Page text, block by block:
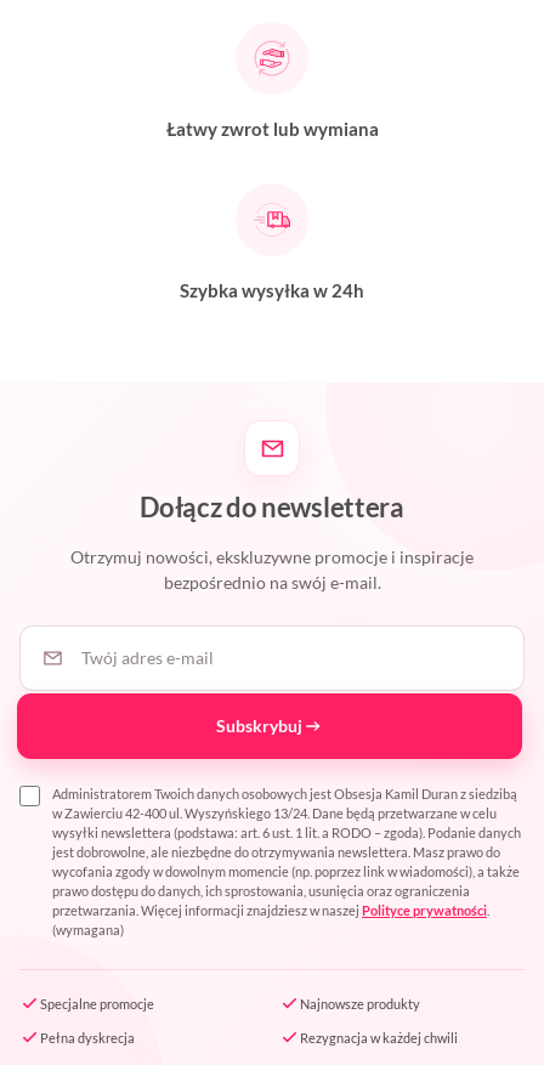
Łatwy zwrot lub wymiana
Szybka wysyłka w 24h
Dołącz do newslettera
Otrzymuj nowości, ekskluzywne promocje i inspiracje
bezpośrednio na swój e-mail.
Twój adres e-mail
Subskrybuj
Administratorem Twoich danych osobowych jest Obsesja Kamil Duran z siedzibą
w Zawierciu 42-400 ul. Wyszyńskiego 13/24. Dane będą przetwarzane w celu
wysyłki newslettera (podstawa: art. 6 ust. 1 lit. a RODO – zgoda). Podanie danych
jest dobrowolne, ale niezbędne do otrzymywania newslettera. Masz prawo do
wycofania zgody w dowolnym momencie (np. poprzez link w wiadomości), a także
prawo dostępu do danych, ich sprostowania, usunięcia oraz ograniczenia
przetwarzania. Więcej informacji znajdziesz w naszej Polityce prywatności
(wymagana)
Specjalne promocje Najnowsze produkty
Pełna dyskrecja Rezygnacja w każdej chwili